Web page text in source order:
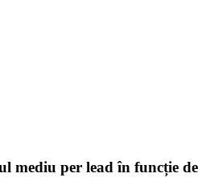
mediu per lead în funcție de